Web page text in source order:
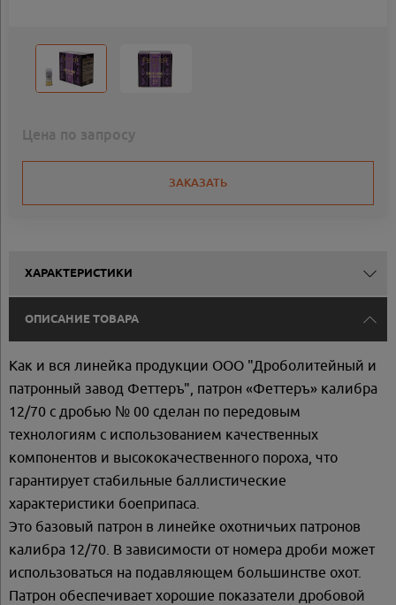
Цена по запросу
ЗАКАЗАТЬ
ХАРАКТЕРИСТИКИ
ОПИСАНИЕ ТОВАРА
Как и вся линейка продукции ООО "Дроболитейный и
патронный завод Феттеръ", патрон «Феттеръ» калибра
12/70 с дробью № 00 сделан по передовым
технологиям с использованием качественных
компонентов и высококачественного пороха, что
гарантирует стабильные баллистические
характеристики боеприпаса.
Это базовый патрон в линейке охотничьих патронов
калибра 12/70. В зависимости от номера дроби может
использоваться на подавляющем большинстве охот.
Патрон обеспечивает хорошие показатели дробовой